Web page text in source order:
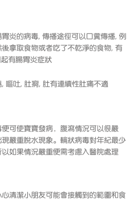
炎的病毒, 傳播途徑可以口糞傳播, 例
拿取食物或者吃了不乾淨的食物, 有
有腸胃炎症狀
嘔吐, 肚痾, 肚有連續性肚痛不適
可使寶寶發病，腹瀉情況可以很嚴
嚴重脫水現象。輪狀病毒對年紀最少
如果情況嚴重便需考慮入醫院處理
清潔小朋友可能會接觸到的範圍和食